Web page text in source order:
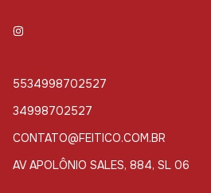
5534998702527
34998702527
CONTATO@FEITICO.COM.BR
AV APOLÔNIO SALES, 884, SL 06